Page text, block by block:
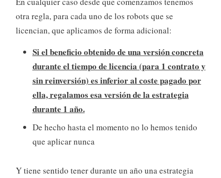
otra regla, para cada uno de los robots que se
licencian, que aplicamos de forma adicional:
Si el beneficio obtenido de una versión concreta
durante el tiempo de licencia (para 1 contrato y
sin reinversión) es inferior al coste pagado por
ella, regalamos esa versión de la estrategia
durante 1 año.
De hecho hasta el momento no lo hemos tenido
que aplicar nunca
Y tiene sentido tener durante un año una estrategia